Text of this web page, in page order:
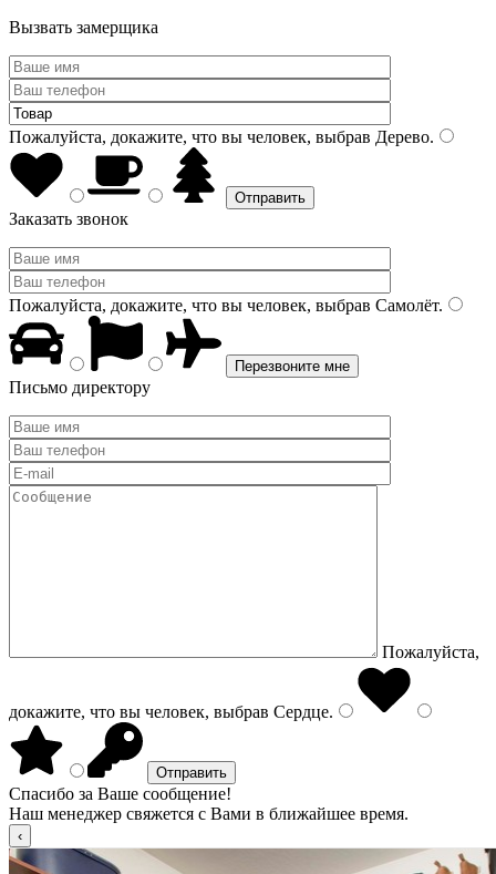
Вызвать замерщика
Пожалуйста, докажите, что вы человек, выбрав Дерево.
Заказать звонок
Пожалуйста, докажите, что вы человек, выбрав Самолёт.
Письмо директору
Пожалуйста,
докажите, что вы человек, выбрав Сердце.
Спасибо за Ваше сообщение!
Наш менеджер свяжется с Вами в ближайшее время.